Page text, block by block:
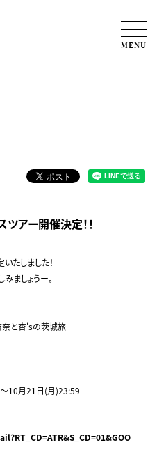
MENU
アー開催決定！！
たしました！
ましょうー。
と杏'sの茨城旅
10月21日(月)23:59